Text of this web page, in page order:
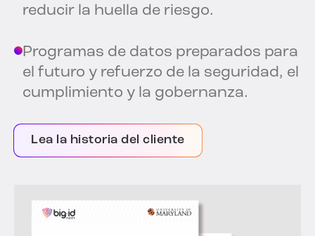
reducir la huella de riesgo.
Programas de datos preparados para
el futuro y refuerzo de la seguridad, el
cumplimiento y la gobernanza.
Lea la historia del cliente